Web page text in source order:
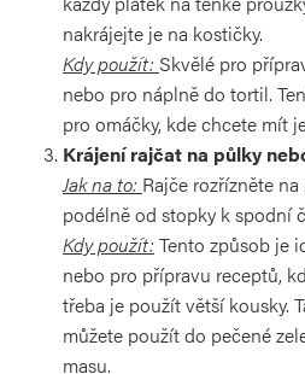
nakrájejte je na kostičky.
Kdy použít: Skvělé pro
nebo pro náplně do tortil.
pro omáčky, kde chcete mít
Krájení rajčat na půlky
Jak na to: Rajče rozřízněte
podélně od stopky k spodní
Kdy použít: Tento způsob je
nebo pro přípravu receptů,
třeba je použít větší kousky.
můžete použít do pečené
masu.